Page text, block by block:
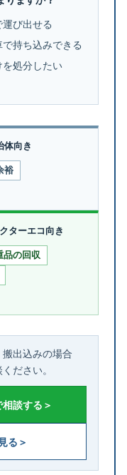
び出せる
持ち込みできる
処分したい
体向き
裕
ターエコ向き
品の回収
出込みの場合
ださい。
談する＞
る＞